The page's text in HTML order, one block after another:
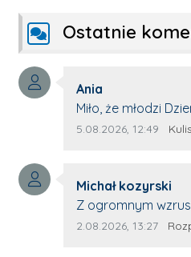
Ostatnie
Autor komentarza:
Ania
Treść komentarza:
Miło, że młodzi
młode talenty,
z nim wywiad,
Artur.
Data dodania
5.08.2026, 12:49 Kulisy
Autor komentarza:
Michał kozyrski
Treść komentarza:
Z ogromnym
materiał. ❤️ Jestem naprawdę dumny z
Data dodania
2.08.2026, 13:27